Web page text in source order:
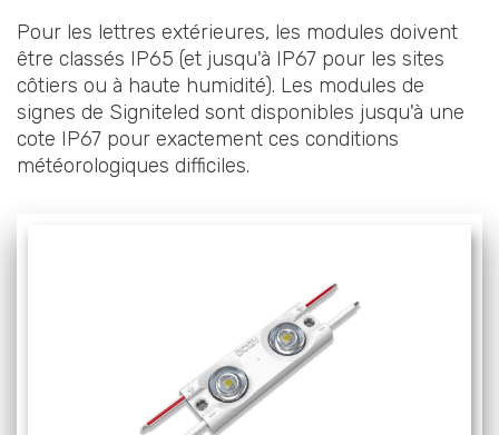
Pour les lettres extérieures, les modules doivent
être classés IP65 (et jusqu'à IP67 pour les sites
côtiers ou à haute humidité). Les modules de
signes de Signiteled sont disponibles jusqu'à une
cote IP67 pour exactement ces conditions
météorologiques difficiles.